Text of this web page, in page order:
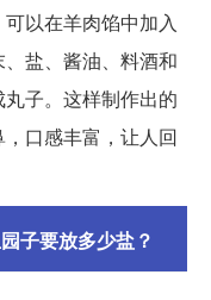
以在羊肉馅中加入
盐、酱油、料酒和
子。这样制作出的
口感丰富，让人回
子要放多少盐？